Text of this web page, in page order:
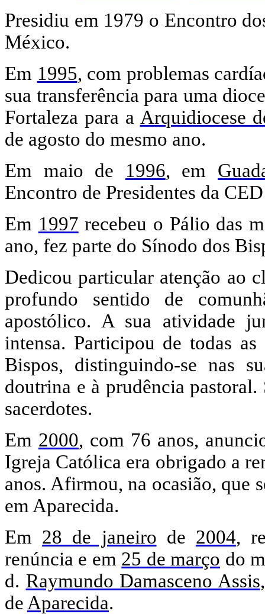
Presidiu em 1979 o Encontro
México.
Em 1995, com problemas
sua transferência para uma
Fortaleza para a Arquidiocese
de agosto do mesmo ano.
Em maio de 1996, em
Encontro de Presidentes da
Em 1997 recebeu o Pálio das
ano, fez parte do Sínodo dos
Dedicou particular atenção ao
profundo sentido de
apostólico. A sua atividade
intensa. Participou de todas
Bispos, distinguindo-se nas
doutrina e à prudência
sacerdotes.
Em 2000, com 76 anos,
Igreja Católica era obrigado a
anos. Afirmou, na ocasião, que
em Aparecida.
Em 28 de janeiro de 2004,
renúncia e em 25 de março do
d. Raymundo Damasceno Assis
de Aparecida.